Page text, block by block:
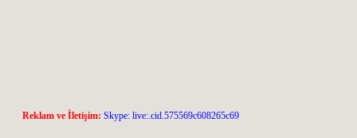
Reklam ve İletişim: Skype: live:.cid.575569c608265c69